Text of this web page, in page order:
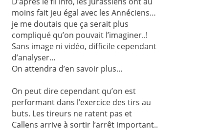
moins fait jeu égal avec les Annéciens…
je me doutais que ça serait plus
compliqué qu’on pouvait l’imaginer..!
Sans image ni vidéo, difficile cependant
d’analyser…
On attendra d’en savoir plus…
On peut dire cependant qu’on est
performant dans l’exercice des tirs au
buts. Les tireurs ne ratent pas et
Callens arrive à sortir l’arrêt important..